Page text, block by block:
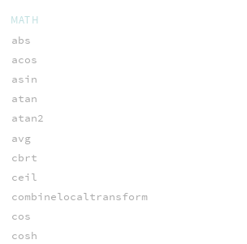
MATH
abs
acos
asin
atan
atan2
avg
cbrt
ceil
combinelocaltransform
cos
cosh